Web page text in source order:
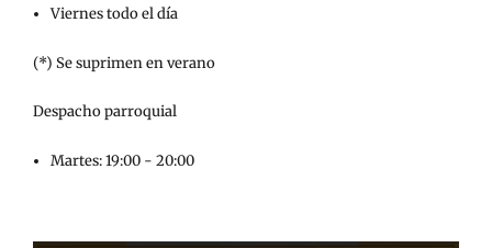
Viernes todo el día
(*) Se suprimen en verano
Despacho parroquial
Martes: 19:00 - 20:00